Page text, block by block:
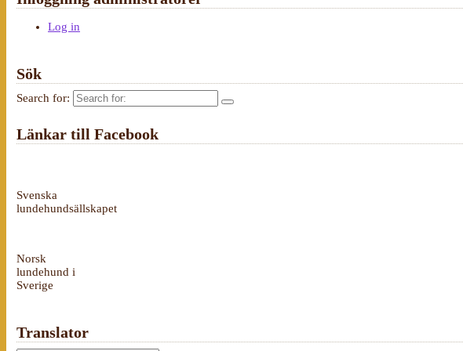
Log in
Sök
Search for:
Länkar till Facebook
Svenska
lundehundsällskapet
Norsk
lundehund i
Sverige
Translator